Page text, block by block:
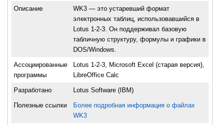
Описание
WK3 — это устаревший формат
электронных таблиц, использовавшийся в
Lotus 1-2-3. Он поддерживал базовую
табличную структуру, формулы и графики в
DOS/Windows.
Ассоциированные
программы
Lotus 1-2-3, Microsoft Excel (старая версия),
LibreOffice Calc
Разработано Lotus Software (IBM)
Полезные ссылки
Более подробная информация о файлах
WK3